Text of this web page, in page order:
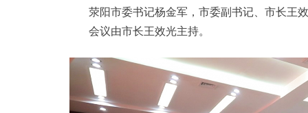
荥阳市委书记杨金军，市委副书记、市长王
会议由市长王效光主持。